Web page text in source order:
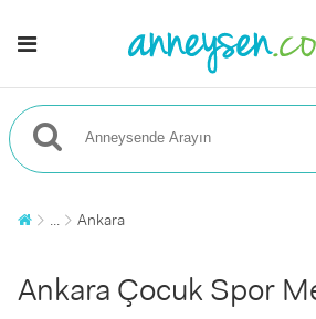
... Ankara
Ankara Çocuk Spor